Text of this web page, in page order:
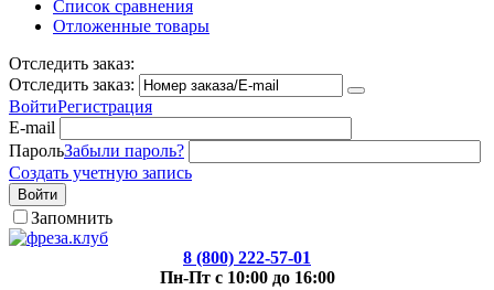
Список сравнения
Отложенные товары
Отследить заказ:
Отследить заказ:
ВойтиРегистрация
E-mail
ПарольЗабыли пароль?
Создать учетную запись
Войти
Запомнить
8 (800) 222-57-01
Пн-Пт с 10:00 до 16:00